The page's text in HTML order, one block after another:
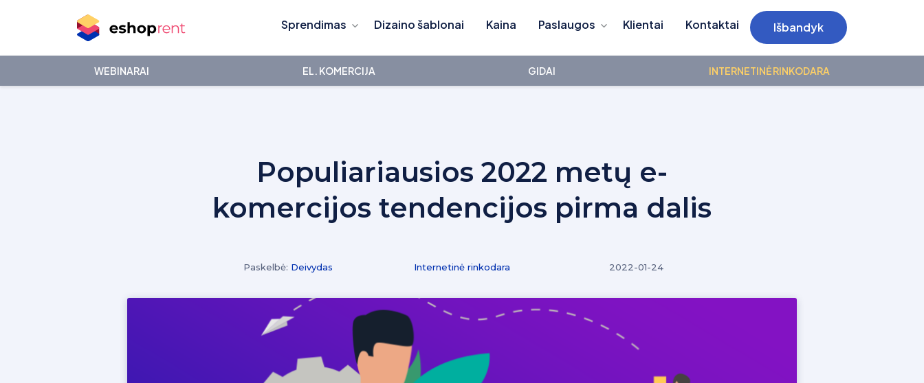
Sprendimas Dizaino šablonai Kaina Paslaugos Klientai Kontaktai Išbandyk
WEBINARAI EL. KOMERCIJA GIDAI INTERNETINĖ RINKODARA
Populiariausios 2022 metų e-
komercijos tendencijos pirma dalis
2022-01-24
Internetinė rinkodara
Paskelbė: Deivydas